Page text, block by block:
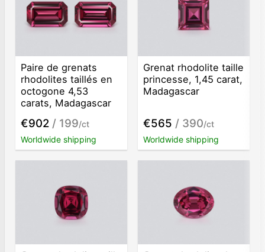
Paire de grenats
rhodolites taillés en
octogone 4,53
carats, Madagascar
€902 / 199/ct
Worldwide shipping
Grenat rhodolite taille
princesse, 1,45 carat,
Madagascar
€565 / 390/ct
Worldwide shipping